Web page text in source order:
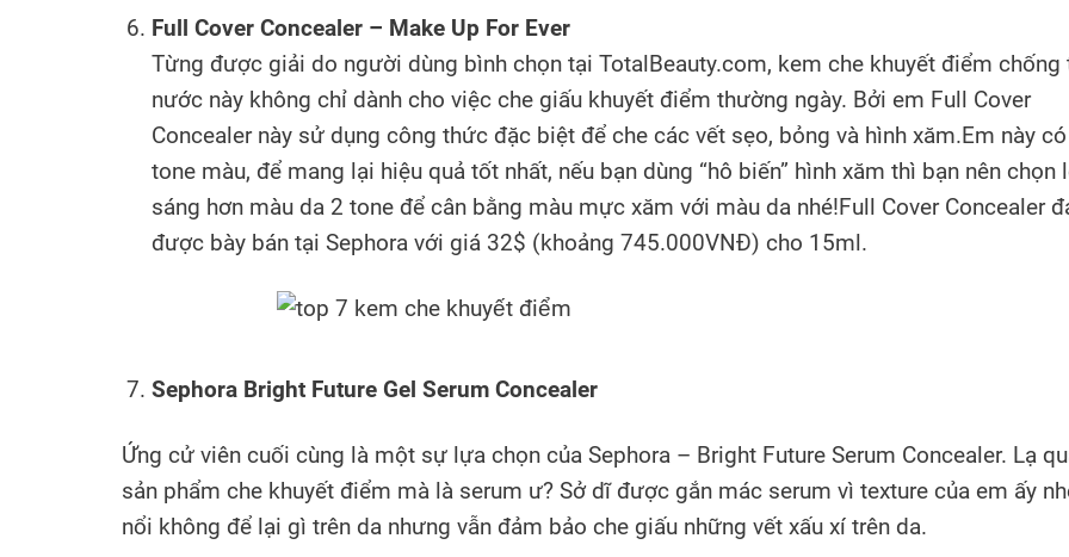
Full Cover Concealer – Make Up For Ever
Từng được giải do người dùng bình chọn tại TotalBeauty.com, kem che khuyết điểm chống
nước này không chỉ dành cho việc che giấu khuyết điểm thường ngày. Bởi em Full Cover
Concealer này sử dụng công thức đặc biệt để che các vết sẹo, bỏng và hình xăm.Em này
tone màu, để mang lại hiệu quả tốt nhất, nếu bạn dùng “hô biến” hình xăm thì bạn nên chọn
sáng hơn màu da 2 tone để cân bằng màu mực xăm với màu da nhé!Full Cover Concealer
được bày bán tại Sephora với giá 32$ (khoảng 745.000VNĐ) cho 15ml.
Sephora Bright Future Gel Serum Concealer
Ứng cử viên cuối cùng là một sự lựa chọn của Sephora – Bright Future Serum Concealer. Lạ
sản phẩm che khuyết điểm mà là serum ư? Sở dĩ được gắn mác serum vì texture của em ấy
nổi không để lại gì trên da nhưng vẫn đảm bảo che giấu những vết xấu xí trên da.